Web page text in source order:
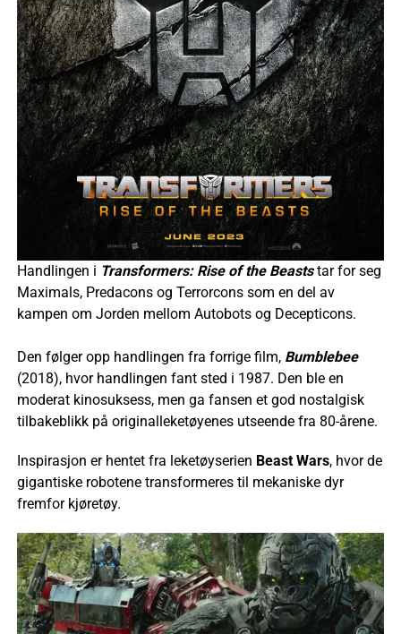
Handlingen i Transformers: Rise of the Beaststar for seg
Maximals, Predacons og Terrorcons som en del av
kampen om Jorden mellom Autobots og Decepticons.
Den følger opp handlingen fra forrige film, Bumblebee
(2018), hvor handlingen fant sted i 1987. Den ble en
moderat kinosuksess, men ga fansen et god nostalgisk
tilbakeblikk på originalleketøyenes utseende fra 80-årene.
Inspirasjon er hentet fra leketøyserien Beast Wars, hvor de
gigantiske robotene transformeres til mekaniske dyr
fremfor kjøretøy.